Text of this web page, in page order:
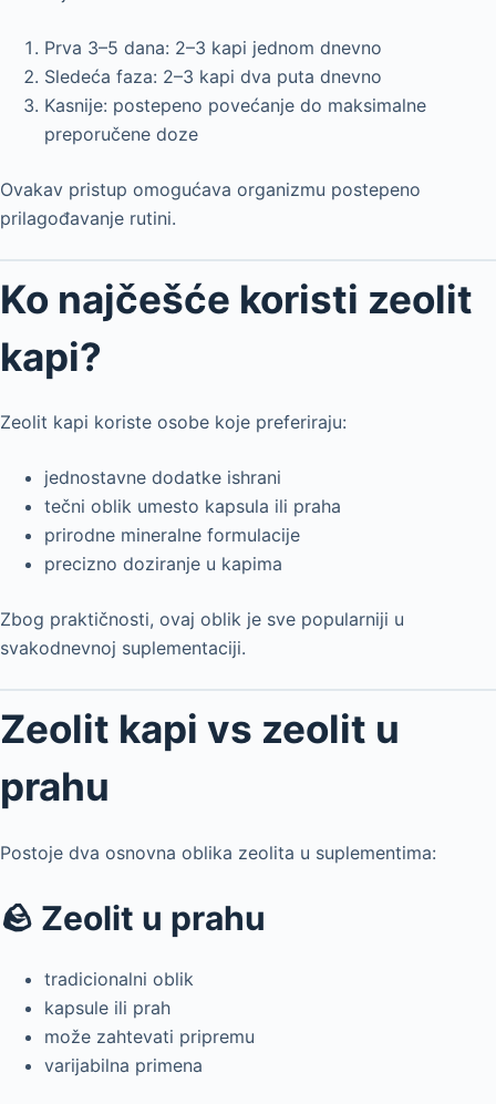
Prva 3–5 dana: 2–3 kapi jednom dnevno
Sledeća faza: 2–3 kapi dva puta dnevno
Kasnije: postepeno povećanje do maksimalne
preporučene doze
Ovakav pristup omogućava organizmu postepeno
prilagođavanje rutini.
Ko najčešće koristi zeolit
kapi?
Zeolit kapi koriste osobe koje preferiraju:
jednostavne dodatke ishrani
tečni oblik umesto kapsula ili praha
prirodne mineralne formulacije
precizno doziranje u kapima
Zbog praktičnosti, ovaj oblik je sve popularniji u
svakodnevnoj suplementaciji.
Zeolit kapi vs zeolit u
prahu
Postoje dva osnovna oblika zeolita u suplementima:
🪨 Zeolit u prahu
tradicionalni oblik
kapsule ili prah
može zahtevati pripremu
varijabilna primena